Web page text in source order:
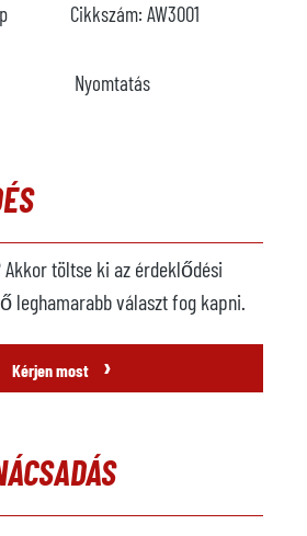
Cikkszám: AW3001
Nyomtatás
Akkor töltse ki az érdeklődési
leghamarabb választ fog kapni.
Kérjen most ›